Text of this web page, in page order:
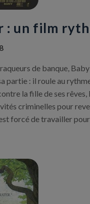
: un film
de banque,
partie : il roule au
la fille de ses
criminelles pour
forcé de travailler